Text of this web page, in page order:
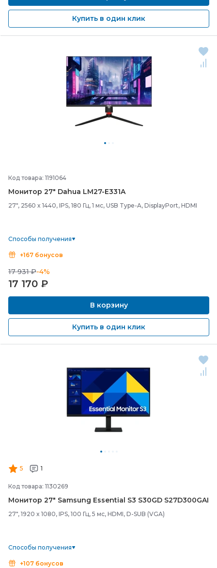
Купить в один клик
Код товара: 1191064
Монитор 27" Dahua LM27-E331A
27", 2560 x 1440, IPS, 180 Гц, 1 мс, USB Type-A, DisplayPort, HDMI
Способы получения
+167 бонусов
17 931 ₽-4%
17 170 ₽
В корзину
Купить в один клик
5 1
Код товара: 1130269
Монитор 27" Samsung Essential S3 S30GD S27D300GAI
27", 1920 x 1080, IPS, 100 Гц, 5 мс, HDMI, D-SUB (VGA)
Способы получения
+107 бонусов